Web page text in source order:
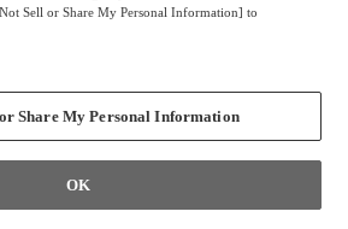
Sell or Share My Personal Information] to
Share My Personal Information
OK